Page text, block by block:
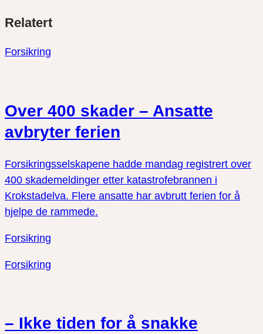
link
på
på
Relatert
Forsikring
Over 400 skader – Ansatte
avbryter ferien
Forsikringsselskapene hadde mandag registrert over
400 skademeldinger etter katastrofebrannen i
Krokstadelva. Flere ansatte har avbrutt ferien for å
hjelpe de rammede.
Forsikring
Forsikring
– Ikke tiden for å snakke